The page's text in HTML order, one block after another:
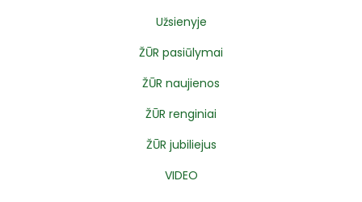
Užsienyje
ŽŪR pasiūlymai
ŽŪR naujienos
ŽŪR renginiai
ŽŪR jubiliejus
VIDEO